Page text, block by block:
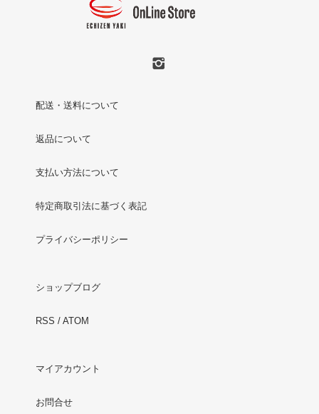
配送・送料について
返品について
支払い方法について
特定商取引法に基づく表記
プライバシーポリシー
ショップブログ
RSS / ATOM
マイアカウント
お問合せ